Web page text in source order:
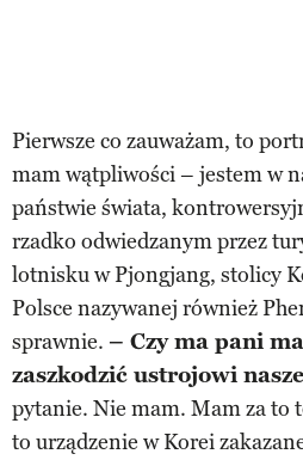
Pierwsze co zauważam, to
mam wątpliwości – jestem w
państwie świata,
rzadko odwiedzanym przez
lotnisku w Pjongjang, stolicy
Polsce nazywanej również
sprawnie. – Czy ma pani
zaszkodzić ustrojowi
pytanie. Nie mam. Mam za to
to urządzenie w Korei